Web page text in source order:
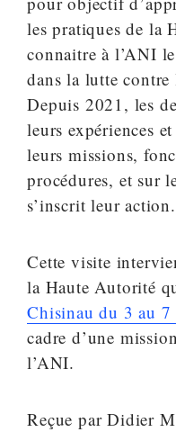
les pratiques de la
connaitre à l’ANI
dans la lutte
Depuis 2021, les
leurs expériences
leurs missions,
procédures, et sur
s’inscrit leur action.
Cette visite
la Haute Autorité
Chisinau du 3 au
cadre d’une
l’ANI.
Reçue par Didier